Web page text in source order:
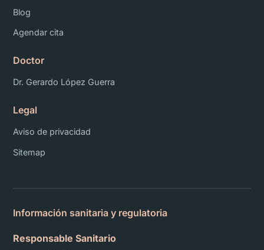
Blog
Agendar cita
Doctor
Dr. Gerardo López Guerra
Legal
Aviso de privacidad
Sitemap
Información sanitaria y regulatoria
Responsable Sanitario